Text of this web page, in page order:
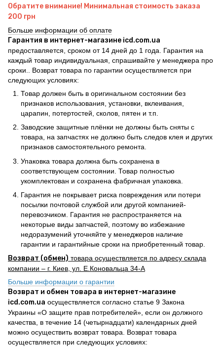
Обратите внимание! Минимальная стоимость заказа
200 грн
Больше информации об оплате
Гарантия в интернет-магазине icd.com.ua
предоставляется, сроком от 14 дней до 1 года. Гарантия на
каждый товар индивидуальная, спрашивайте у менеджера про
сроки.. Возврат товара по гарантии осуществляется при
следующих условиях:
Товар должен быть в оригинальном состоянии без
признаков использования, установки, вклеивания,
царапин, потертостей, сколов, пятен и т.п.
Заводские защитные плёнки не должны быть сняты с
товара, на запчастях не должно быть следов клея и других
признаков самостоятельного ремонта.
Упаковка товара должна быть сохранена в
соответствующем состоянии. Товар полностью
укомплектован и сохранена фабричная упаковка.
Гарантия не покрывает риска повреждения или потери
посылки почтовой службой или другой компанией-
перевозчиком. Гарантия не распространяется на
некоторые виды запчастей, поэтому во избежание
недоразумений уточняйте у менеджеров наличие
гарантии и гарантийные сроки на приобретенный товар.
Возврат (обмен) товара осуществляется по адресу склада
компании – г. Киев, ул. Е.Коновальца 34-А
Больше информации о гарантии
Возврат и обмен товара в интернет-магазине
icd.com.ua осуществляется согласно статье 9 Закона
Украины «О защите прав потребителей», если он должного
качества, в течение 14 (четырнадцати) календарных дней
можно осуществить возврат товара. Возврат товара
осуществляется при следующих условиях: